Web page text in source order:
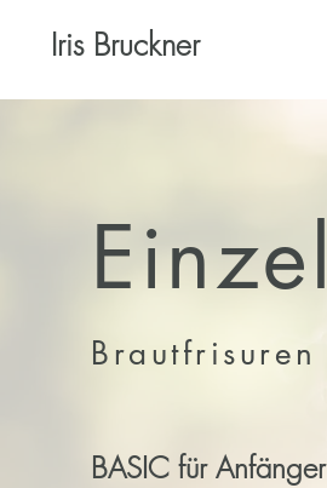
Iris Bruckner
BASIC für